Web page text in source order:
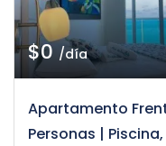
$0 /día
Apartamento
Personas |